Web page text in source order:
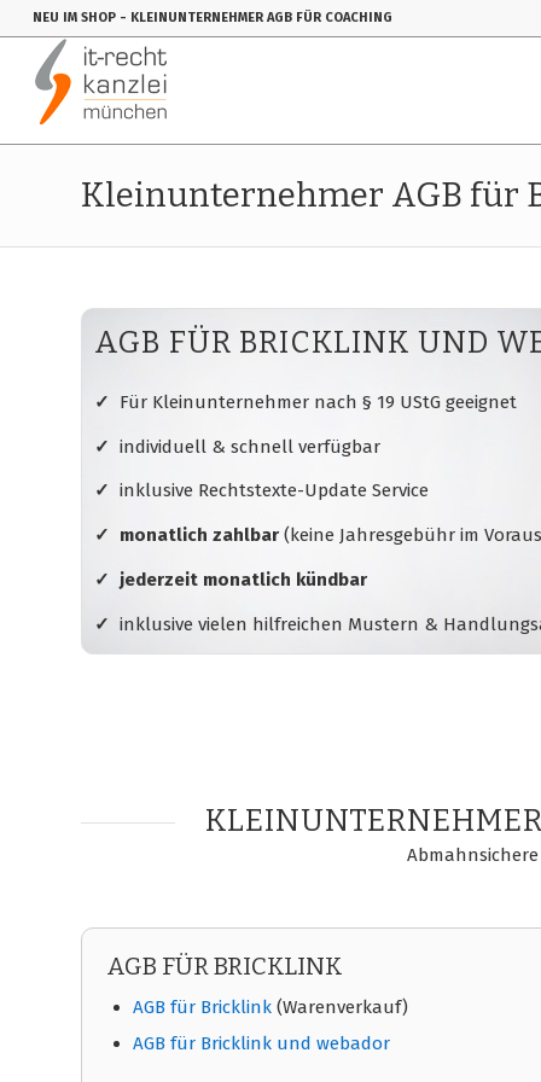
NEU IM SHOP - KLEINUNTERNEHMER AGB FÜR COACHING
Kleinunternehmer AGB für
AGB FÜR BRICKLINK UND
✓ Für Kleinunternehmer nach § 19 UStG geeignet
✓ individuell & schnell verfügbar
✓ inklusive Rechtstexte-Update Service
✓ monatlich zahlbar (keine Jahresgebühr im
✓ jederzeit monatlich kündbar
✓ inklusive vielen hilfreichen Mustern &
AGB FÜR BRICKLINK
AGB für Bricklink (Warenverkauf)
AGB für Bricklink und webador